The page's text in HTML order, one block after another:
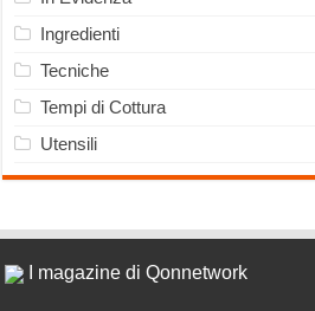
Ingredienti
Tecniche
Tempi di Cottura
Utensili
I magazine di Qonnetwork